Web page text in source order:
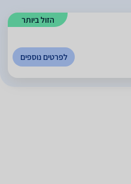
הזול ביותר
לפרטים נוספים